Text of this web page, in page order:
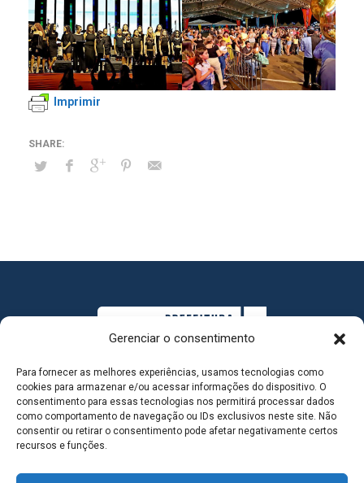
Gerenciar o consentimento
Para fornecer as melhores experiências, usamos tecnologias como
cookies para armazenar e/ou acessar informações do dispositivo. O
consentimento para essas tecnologias nos permitirá processar dados
como comportamento de navegação ou IDs exclusivos neste site. Não
consentir ou retirar o consentimento pode afetar negativamente certos
recursos e funções.
Imprimir
MAPA DO SITE